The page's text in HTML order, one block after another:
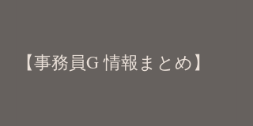
【事務員G 情報まとめ】